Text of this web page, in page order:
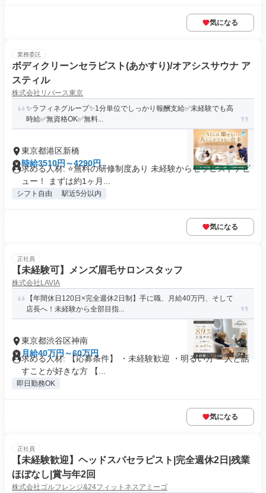
気になる
業務委託
ボディクリーンセラピスト(あかすり)/オアシスサウナ ア
スティル
株式会社リバース東京
✨️ラフィネグループ✨1分単位でしっかり報酬支給️✅未経験でも高
時給✅️無資格OK✅️無料...
東京都港区新橋
時給3510円～4290円
求める人材: ⭐️無料の研修制度あり 未経験からセラピストデビ
ュー！ まずは約1ヶ月...
シフト自由 駅近5分以内
気になる
正社員
【未経験可】メンズ眉毛サロンスタッフ
株式会社LAVIA
【年間休日120日×完全週休2日制】手に職、月給40万円、そして
店長へ！未経験から全部目指...
東京都渋谷区神南
月給40万円～60万円
求める人材: 【応募条件】 ・未経験歓迎 ・明るい方 ・人と話
すことが好きな方 【...
即日勤務OK
気になる
正社員
【未経験歓迎】ヘッドスパセラピスト|完全週休2日|残業
ほぼなし|賞与年2回
株式会社ゴルフレンジ&24フィットネスアミーゴ